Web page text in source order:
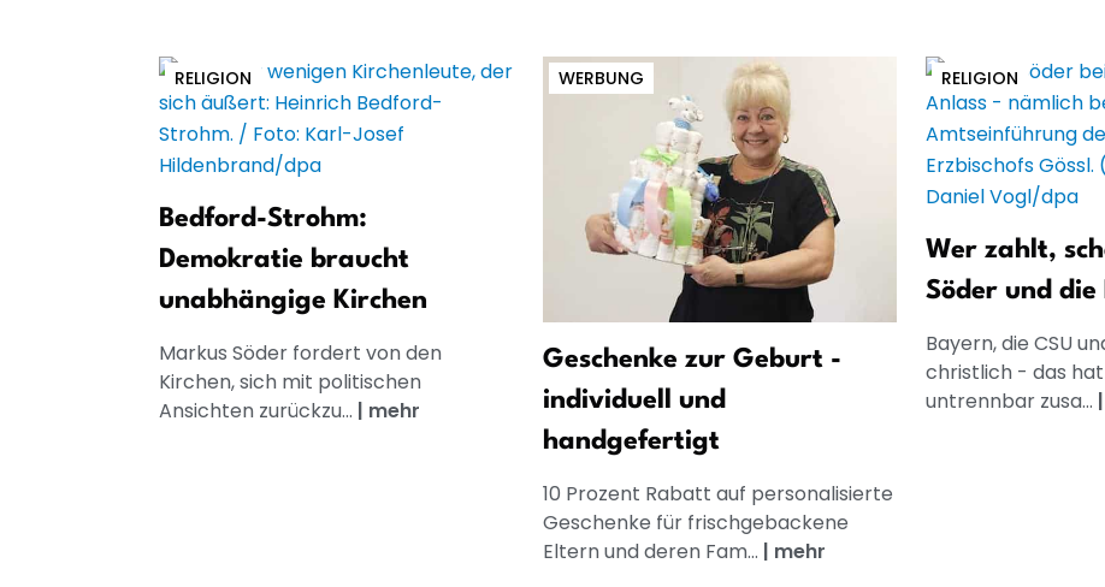
RELIGION
Bedford-Strohm:
Demokratie braucht
unabhängige Kirchen
Markus Söder fordert von den
Kirchen, sich mit politischen
Ansichten zurückzu... | mehr
WERBUNG
Geschenke zur Geburt -
individuell und
handgefertigt
10 Prozent Rabatt auf personalisierte
Geschenke für frischgebackene
Eltern und deren Fam... | mehr
RELIGION
Wer zahlt,
Söder und die
Bayern, die CSU
christlich - das
untrennbar zusa... |